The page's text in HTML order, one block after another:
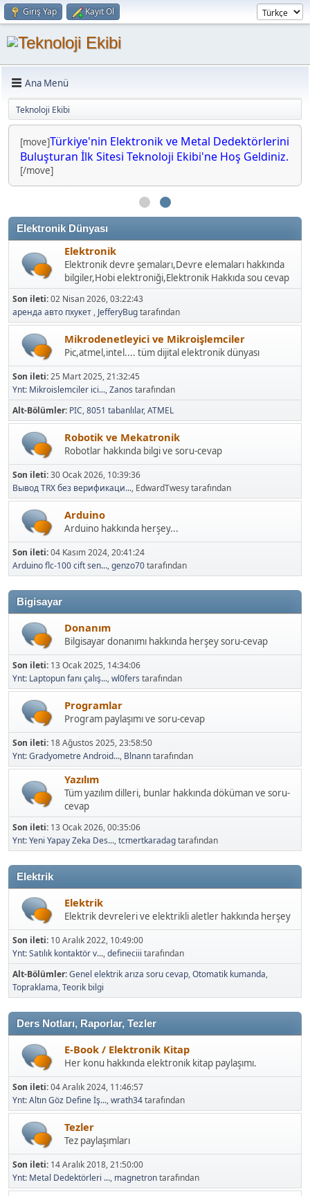
Giriş Yap Kayıt Ol
Ana Menü
Teknoloji Ekibi
[move]Türkiye'nin Elektronik ve Metal Dedektörlerini
Buluşturan İlk Sitesi Teknoloji Ekibi'ne Hoş Geldiniz.
[/move]
Elektronik Dünyası
Elektronik
Elektronik devre şemaları,Devre elemaları hakkında
bilgiler,Hobi elektroniği,Elektronik Hakkıda sou cevap
Son ileti:02 Nisan 2026, 03:22:43
аренда авто пхукет , JefferyBugtarafından
Mikrodenetleyici ve Mikroişlemciler
Pic,atmel,intel.... tüm dijital elektronik dünyası
Son ileti:25 Mart 2025, 21:32:45
Ynt: Mikroislemciler ici...,Zanos tarafından
Alt-Bölümler PIC 8051 tabanlılar ATMEL
Robotik ve Mekatronik
Robotlar hakkında bilgi ve soru-cevap
Son ileti:30 Ocak 2026, 10:39:36
Вывод TRX без верификаци..., EdwardTwesy tarafından
Arduino
Arduino hakkında herşey...
Son ileti:04 Kasım 2024, 20:41:24
Arduino flc-100 cift sen...,genzo70tarafından
Bigisayar
Donanım
Bilgisayar donanımı hakkında herşey soru-cevap
Son ileti: 13 Ocak 2025, 14:34:06
Ynt: Laptopun fanı çalış...,wl0fers tarafından
Programlar
Program paylaşımı ve soru-cevap
Son ileti: 18 Ağustos 2025, 23:58:50
Ynt: Gradyometre Android..., Blnanntarafından
Yazılım
Tüm yazılım dilleri, bunlar hakkında döküman ve soru-
cevap
Son ileti: 13 Ocak 2026, 00:35:06
Ynt: Yeni Yapay Zeka Des...,tcmertkaradagtarafından
Elektrik
Elektrik
Elektrik devreleri ve elektrikli aletler hakkında herşey
Son ileti: 10 Aralık 2022, 10:49:00
Ynt: Satılık kontaktör v...,defineciii tarafından
Alt-Bölümler Genel elektrik arıza soru cevap Otomatik kumanda
Topraklama Teorik bilgi
Ders Notları, Raporlar, Tezler
E-Book / Elektronik Kitap
Her konu hakkında elektronik kitap paylaşımı.
Son ileti:04 Aralık 2024, 11:46:57
Ynt: Altın Göz Define İş...,wrath34tarafından
Tezler
Tez paylaşımları
Son ileti: 14 Aralık 2018, 21:50:00
Ynt: Metal Dedektörleri ..., magnetrontarafından